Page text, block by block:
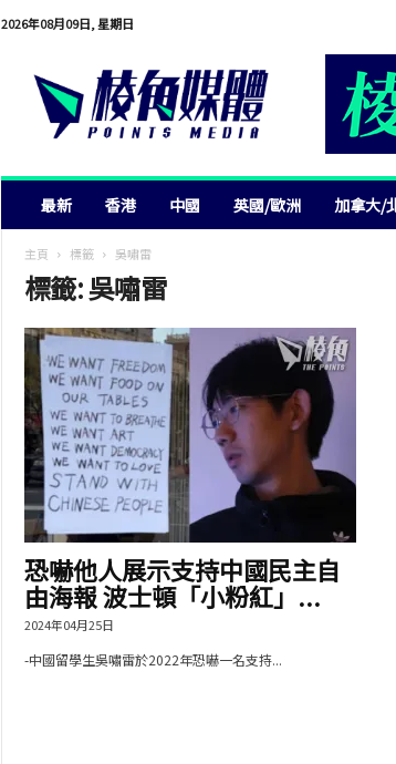
2026年08月09日, 星期日
最新 香港 中國 英國/歐洲 加拿大/
主頁 標籤 吳嘯雷
標籤: 吳嘯雷
恐嚇他人展示支持中國民主自
由海報 波士頓「小粉紅」...
2024年04月25日
-中國留學生吳嘯雷於2022年恐嚇一名支持...